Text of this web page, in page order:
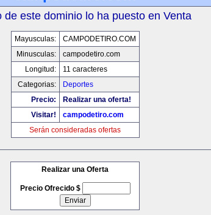
de este dominio lo ha puesto en Venta
Mayusculas:
CAMPODETIRO.COM
Minusculas:
campodetiro.com
Longitud:
11 caracteres
Categorias:
Deportes
Precio:
Realizar una oferta!
Visitar!
campodetiro.com
Serán consideradas ofertas
Realizar una Oferta
Precio Ofrecido $